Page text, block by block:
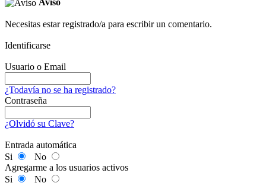
Aviso
Necesitas estar registrado/a para escribir un comentario.
Identificarse
Usuario o Email
¿Todavía no se ha registrado?
Contraseña
¿Olvidó su Clave?
Entrada automática
Si
No
Agregarme a los usuarios activos
Si
No